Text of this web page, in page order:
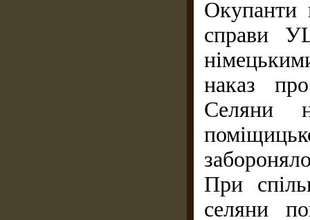
Окупанти
справи
наказ
Селяни
При
селяни